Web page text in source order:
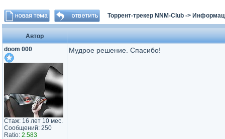
Торрент-трекер NNM-Club ->
Автор
doom 000
Стаж: 16 лет 10 мес.
Сообщений: 250
Ratio: 2.583
Мудрое решение. Спасибо!